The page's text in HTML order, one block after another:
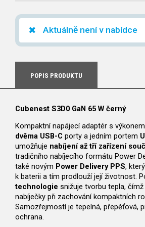
Aktuálně není v nabídce
POPIS PRODUKTU
Cubenest S3D0 GaN 65 W černý
Kompaktní napájecí adaptér s
dvěma USB-C porty a jedním portem
umožňuje nabíjení až tří zařízení
tradičního nabíjecího formátu Power
také novým Power Delivery PPS,
k baterii a tím prodlouží její životnost.
technologie snižuje tvorbu tepla,
nabíječky při zachování kompaktních
Samozřejmostí je tepelná, přepěťová,
ochrana.